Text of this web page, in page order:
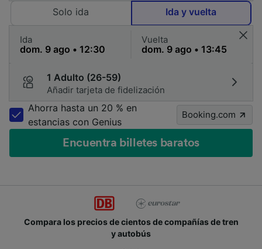
Solo ida Ida y vuelta
Ida Vuelta
1 Adulto (26-59)
Añadir tarjeta de fidelización
Ahorra hasta un 20 % en
estancias con Genius
Booking.com
Encuentra billetes baratos
de cientos de compañías de tren
Únete a los